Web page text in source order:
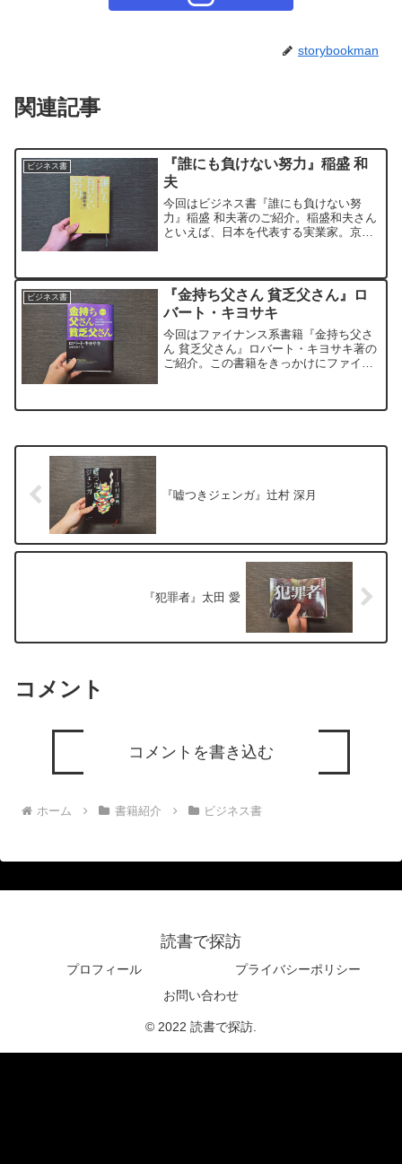
storybookman
関連記事
ビジネス書
『誰にも負けない努力』稲盛 和
夫
今回はビジネス書『誰にも負けない努
力』稲盛 和夫著のご紹介。稲盛和夫さん
といえば、日本を代表する実業家。京セ
イトルとして、『仕事を伸ばすリーダー
シップ』と題してあ...
ビジネス書
『金持ち父さん 貧乏父さん』ロ
バート・キヨサキ
今回はファイナンス系書籍『金持ち父さ
ん 貧乏父さん』ロバート・キヨサキ著の
ご紹介。この書籍をきっかけにファイナ
お金は大人になってから姿を表す問題。
『嘘つきジェンガ』辻村 深月
『犯罪者』太田 愛
コメント
コメントを書き込む
ホーム 書籍紹介 ビジネス書
読書で探訪
プロフィール
プライバシーポリシー
お問い合わせ
© 2022 読書で探訪.